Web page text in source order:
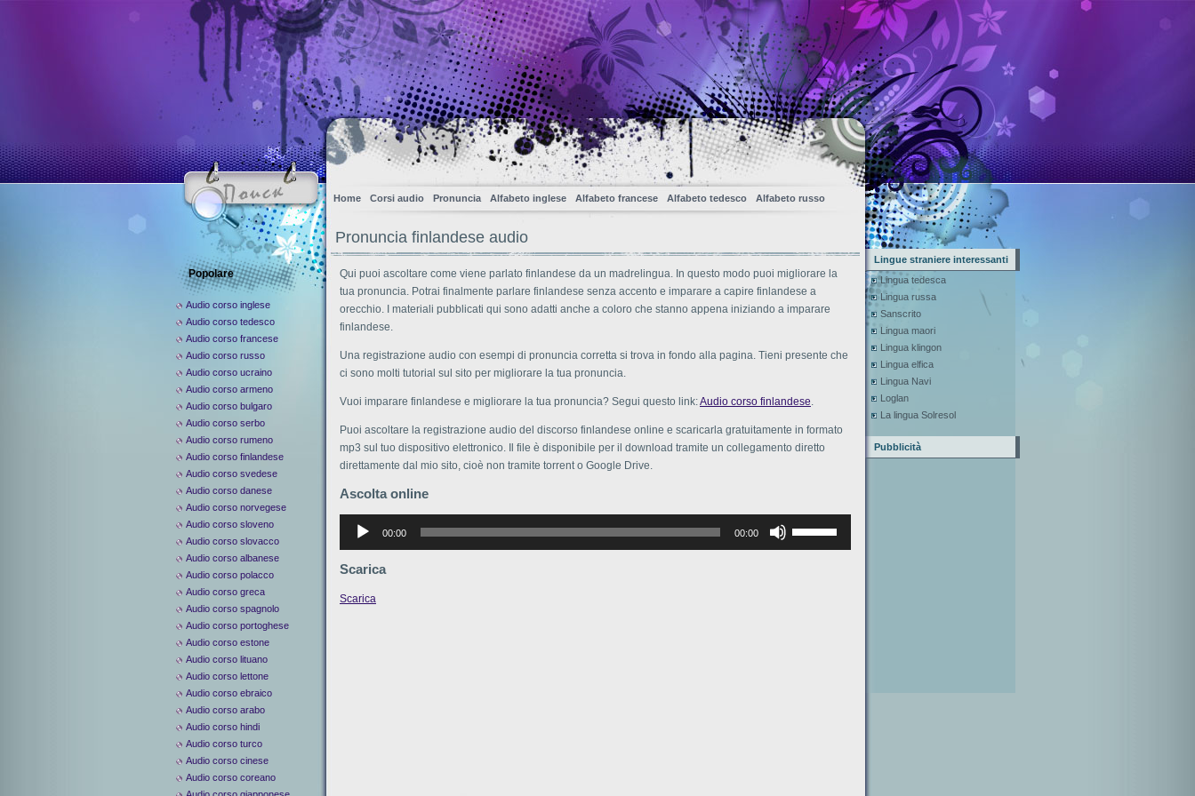
Home Corsi audio Pronuncia Alfabeto inglese Alfabeto francese Alfabeto tedesco Alfabeto russo
Pronuncia finlandese audio
Qui puoi ascoltare come viene parlato finlandese da un madrelingua. In questo modo puoi migliorare la
tua pronuncia. Potrai finalmente parlare finlandese senza accento e imparare a capire finlandese a
orecchio. I materiali pubblicati qui sono adatti anche a coloro che stanno appena iniziando a imparare
finlandese.
Una registrazione audio con esempi di pronuncia corretta si trova in fondo alla pagina. Tieni presente che
ci sono molti tutorial sul sito per migliorare la tua pronuncia.
Vuoi imparare finlandese e migliorare la tua pronuncia? Segui questo link:Audio corso finlandese.
Puoi ascoltare la registrazione audio del discorso finlandese online e scaricarla gratuitamente in formato
mp3 sul tuo dispositivo elettronico. Il file è disponibile per il download tramite un collegamento diretto
direttamente dal mio sito, cioè non tramite torrent o Google Drive.
Ascolta online
Аудиоплеер
00:00 00:00
клавиши
Scarica
Scarica
Popolare
Audio corso inglese
Audio corso tedesco
Audio corso francese
Audio corso russo
Audio corso ucraino
Audio corso armeno
Audio corso bulgaro
Audio corso serbo
Audio corso rumeno
Audio corso finlandese
Audio corso svedese
Audio corso danese
Audio corso norvegese
Audio corso sloveno
Audio corso slovacco
Audio corso albanese
Audio corso polacco
Audio corso greca
Audio corso spagnolo
Audio corso portoghese
Audio corso estone
Audio corso lituano
Audio corso lettone
Audio corso ebraico
Audio corso arabo
Audio corso hindi
Audio corso turco
Audio corso cinese
Audio corso coreano
Lingue straniere interessanti
Lingua tedesca
Lingua russa
Sanscrito
Lingua maori
Lingua klingon
Lingua elfica
Lingua Navi
Loglan
La lingua Solresol
Pubblicità